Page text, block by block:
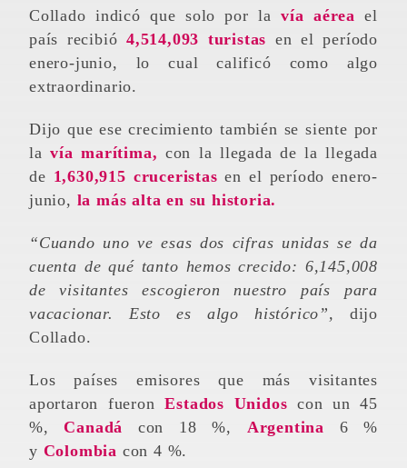
Collado indicó que solo por lavía aérea el
país recibió4,514,093 turistas en el período
enero-junio, lo cual calificó como algo
extraordinario.
Dijo que ese crecimiento también se siente por
la vía marítima, con la llegada de la llegada
de 1,630,915 cruceristas en el período enero-
junio, la más alta en su historia.
“Cuando uno ve esas dos cifras unidas se da
cuenta de qué tanto hemos crecido: 6,145,008
de visitantes escogieron nuestro país para
vacacionar. Esto es algo histórico”,
dijo
Collado.
Los países emisores que más visitantes
aportaron fueronEstados Unidos con un 45
%, Canadá con 18 %, Argentina 6 %
y Colombia con 4 %.